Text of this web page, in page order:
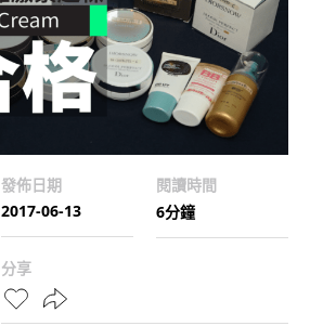
發佈日期
2017-06-13
閱讀時間
6分鐘
分享